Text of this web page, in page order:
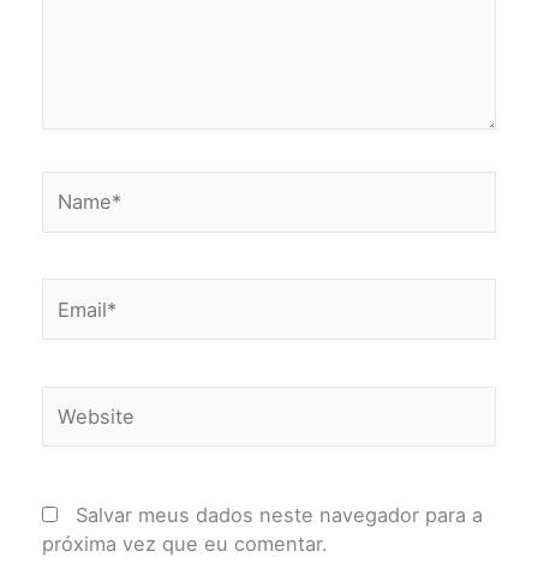
Salvar meus dados neste navegador para a
próxima vez que eu comentar.